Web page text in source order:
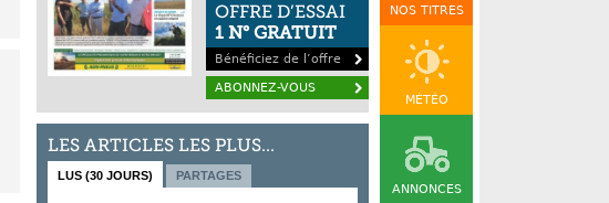
NOS TITRES
MÉTÉO
ANNONCES
OFFRE D’ESSAI
1 N° GRATUIT
Bénéficiez de l’offre
ABONNEZ-VOUS
LES ARTICLES LES PLUS...
LUS (30 JOURS) PARTAGES